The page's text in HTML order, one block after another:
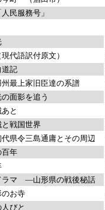
民服務号」
代語訳付原文）
道記
最上家旧臣達の系譜
面影を追う
と
戦国世界
代県令三島通庸とその周辺
百年
ラマ ―山形県の戦後秘話
お寺
びと